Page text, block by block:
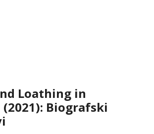
Loathing in
(2021): Biografski